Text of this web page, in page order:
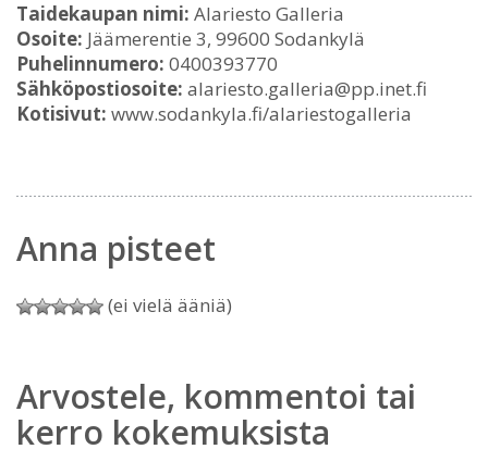
Taidekaupan nimi: Alariesto Galleria
Osoite: Jäämerentie 3, 99600 Sodankylä
Puhelinnumero: 0400393770
Sähköpostiosoite: alariesto.galleria@pp.inet.fi
Kotisivut: www.sodankyla.fi/alariestogalleria
Anna pisteet
(ei vielä ääniä)
Arvostele, kommentoi tai
kerro kokemuksista